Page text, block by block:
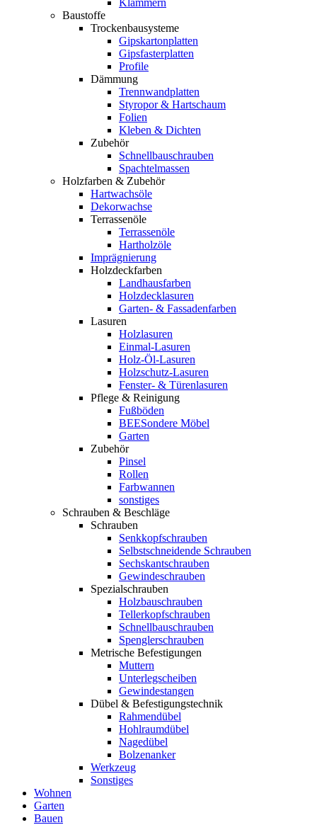
Baustoffe
Trockenbausysteme
Gipskartonplatten
Gipsfasterplatten
Profile
Dämmung
Trennwandplatten
Styropor & Hartschaum
Folien
Kleben & Dichten
Zubehör
Schnellbauschrauben
Spachtelmassen
Holzfarben & Zubehör
Hartwachsöle
Dekorwachse
Terrassenöle
Terrassenöle
Hartholzöle
Imprägnierung
Holzdeckfarben
Landhausfarben
Holzdecklasuren
Garten- & Fassadenfarben
Lasuren
Holzlasuren
Einmal-Lasuren
Holz-Öl-Lasuren
Holzschutz-Lasuren
Fenster- & Türenlasuren
Pflege & Reinigung
Fußböden
BEESondere Möbel
Garten
Zubehör
Pinsel
Rollen
Farbwannen
sonstiges
Schrauben & Beschläge
Schrauben
Senkkopfschrauben
Selbstschneidende Schrauben
Sechskantschrauben
Gewindeschrauben
Spezialschrauben
Holzbauschrauben
Tellerkopfschrauben
Schnellbauschrauben
Spenglerschrauben
Metrische Befestigungen
Muttern
Unterlegscheiben
Gewindestangen
Dübel & Befestigungstechnik
Rahmendübel
Hohlraumdübel
Nagedübel
Bolzenanker
Werkzeug
Sonstiges
Wohnen
Garten
Bauen